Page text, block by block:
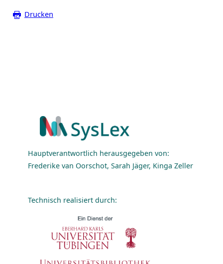
Drucken
Hauptverantwortlich herausgegeben von:
Frederike van Oorschot, Sarah Jäger, Kinga Zeller
Technisch realisiert durch: